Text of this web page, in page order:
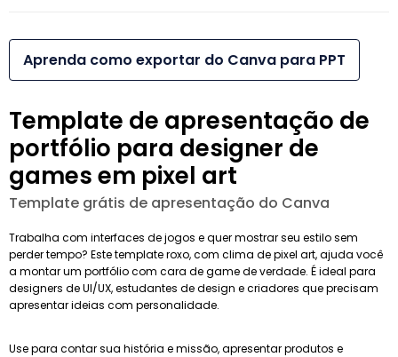
Aprenda como exportar do Canva para PPT
Template de apresentação de
portfólio para designer de
games em pixel art
Template grátis de apresentação do Canva
Trabalha com interfaces de jogos e quer mostrar seu estilo sem
perder tempo? Este template roxo, com clima de pixel art, ajuda você
a montar um portfólio com cara de game de verdade. É ideal para
designers de UI/UX, estudantes de design e criadores que precisam
apresentar ideias com personalidade.
Use para contar sua história e missão, apresentar produtos e